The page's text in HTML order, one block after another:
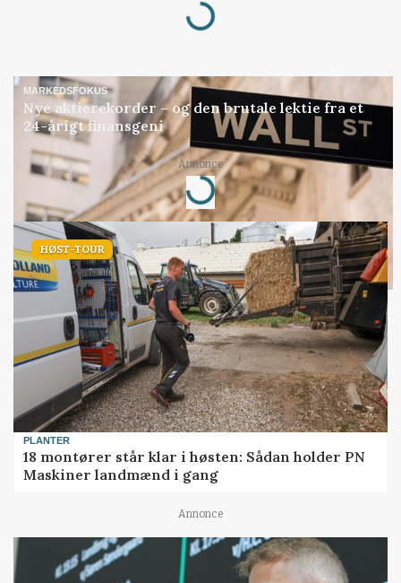
Loading...
MARKEDSFOKUS
Nye aktierekorder – og den brutale lektie fra et
24-årigt finansgeni
Annonce
Loading...
HØST-TOUR
PLANTER
18 montører står klar i høsten: Sådan holder PN
Maskiner landmænd i gang
Annonce